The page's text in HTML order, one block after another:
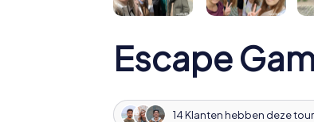
Escape
14 Klanten hebben deze